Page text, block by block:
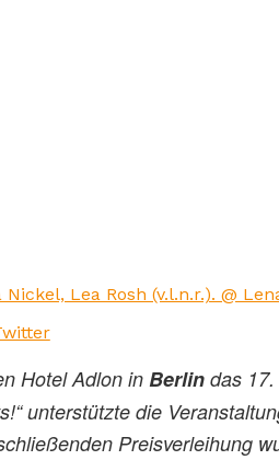
Lea Rosh (v.l.n.r.). @
Hotel Adlon inBerlin das
unterstützte die
Preisverleihung